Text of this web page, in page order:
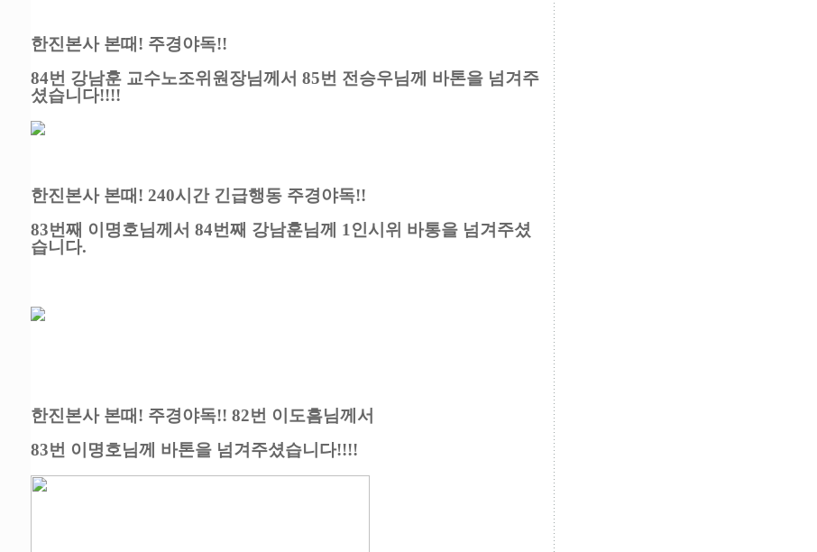
한진본사 본때! 주경야독!!
84번 강남훈 교수노조위원장님께서 85번 전승우님께 바톤을 넘겨주
셨습니다!!!!
한진본사 본때! 240시간 긴급행동 주경야독!!
83번째 이명호님께서 84번째 강남훈님께 1인시위 바통을 넘겨주셨
습니다.
한진본사 본때! 주경야독!! 82번 이도흠님께서
83번 이명호님께 바톤을 넘겨주셨습니다!!!!